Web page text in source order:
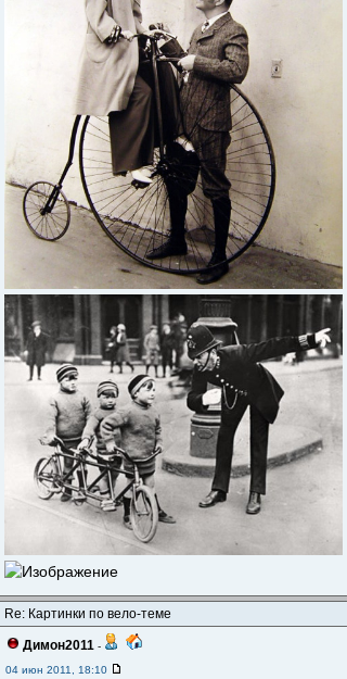
Re: Картинки по вело-теме
Димон2011 -
04 июн 2011, 18:10